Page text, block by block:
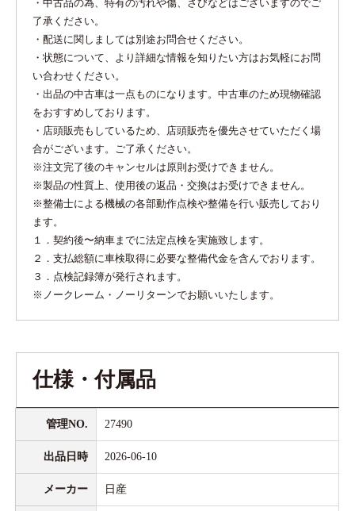
・中古品の為、特有の汚れや傷、さびなどはございますのでご
了承ください。
・配送に関しましては別途お問合せください。
・状態について、より詳細な情報を知りたい方はお気軽にお問
い合わせください。
・出品の中古車は一点ものになります。中古車のため現物確認
をおすすめしております。
・店頭販売もしているため、店頭販売を優先させていただく場
合がございます。ご了承ください。
※注文完了後のキャンセルは原則お受けできません。
※製品の性質上、使用後の返品・交換はお受けできません。
※整備士による機械の各部動作点検や整備を行い販売しており
ます。
１．契約後〜納車までに法定点検を実施致します。
２．支払総額に車検取得に必要な整備代金を含んでおります。
３．点検記録簿が発行されます。
※ノークレーム・ノーリターンでお願いいたします。
仕様・付属品
管理NO. 27490
出品日時 2026-06-10
メーカー 日産